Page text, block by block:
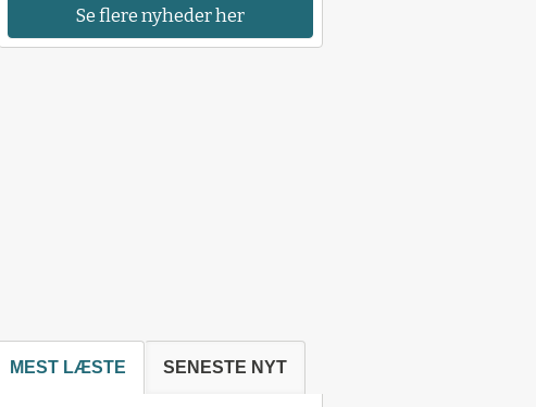
Se flere nyheder her
MEST LÆSTE SENESTE NYT